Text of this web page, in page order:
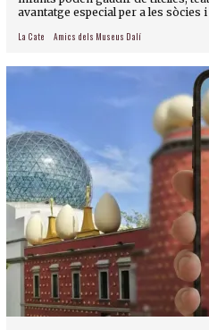
avantatge especial per a les sòcies
La Cate Amics dels Museus Dalí